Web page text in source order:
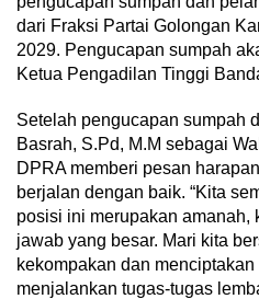
dari Fraksi Partai Golongan
2029. Pengucapan sumpah
Ketua Pengadilan Tinggi
Setelah pengucapan sumpah
Basrah, S.Pd, M.M sebagai
DPRA memberi pesan
berjalan dengan baik. “Kita
posisi ini merupakan amanah,
jawab yang besar. Mari kita
kekompakan dan
menjalankan tugas-tugas